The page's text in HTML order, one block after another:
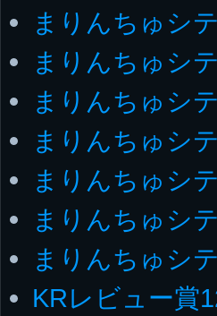
まりんちゅシ
まりんちゅシ
まりんちゅシ
まりんちゅシ
まりんちゅシ
まりんちゅシ
まりんちゅシ
KRレビュー賞